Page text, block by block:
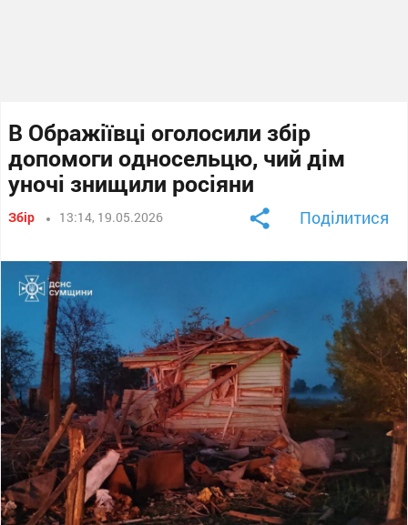
В Ображіївці оголосили збір
допомоги односельцю, чий дім
уночі знищили росіяни
Збір 13:14, 19.05.2026 Поділитися